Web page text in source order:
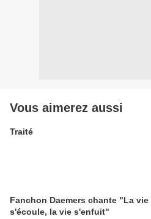
Vous aimerez aussi
Traité
Fanchon Daemers chante "La vie
s'écoule, la vie s'enfuit"